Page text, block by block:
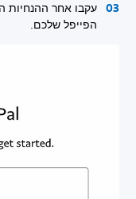
עקבו אחר ההנחיות
הפייפל שלכם.